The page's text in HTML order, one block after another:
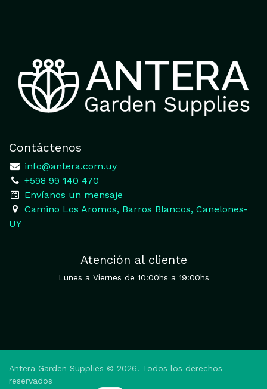
Contáctenos
info@antera.com.uy
+598 99 140 470
​Envíanos un mensaje
​Camino Los Aromos, Barros Blancos, Canelones-
UY
Atención al cliente
Lunes a Viernes de 10:00hs a 19:00hs
Antera Garden Supplies © 2026. Todos los derechos
reservados